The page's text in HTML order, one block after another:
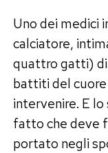
Uno dei medici
calciatore,
quattro gatti) di
battiti del cuore
intervenire. E
fatto che deve
portato negli